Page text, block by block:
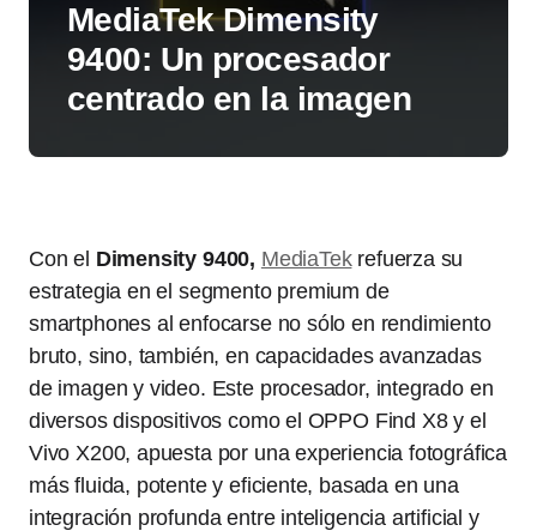
MediaTek Dimensity
9400: Un procesador
centrado en la imagen
Con el Dimensity 9400, MediaTekrefuerza su
estrategia en el segmento premium de
smartphones al enfocarse no sólo en rendimiento
bruto, sino, también, en capacidades avanzadas
de imagen y video. Este procesador, integrado en
diversos dispositivos como el OPPO Find X8 y el
Vivo X200, apuesta por una experiencia fotográfica
más fluida, potente y eficiente, basada en una
integración profunda entre inteligencia artificial y